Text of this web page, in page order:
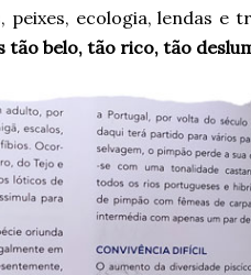
ecologia, lendas e
tão belo, tão rico, tão